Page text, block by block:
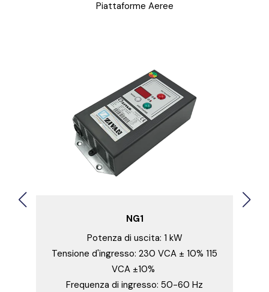
Piattaforme Aeree
NG1
Potenza di uscita: 1 kW
Tensione d'ingresso: 230 VCA ± 10% 115
VCA ±10%
Frequenza di ingresso: 50-60 Hz